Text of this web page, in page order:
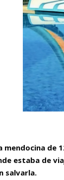
mendocina de
estaba de
salvarla.